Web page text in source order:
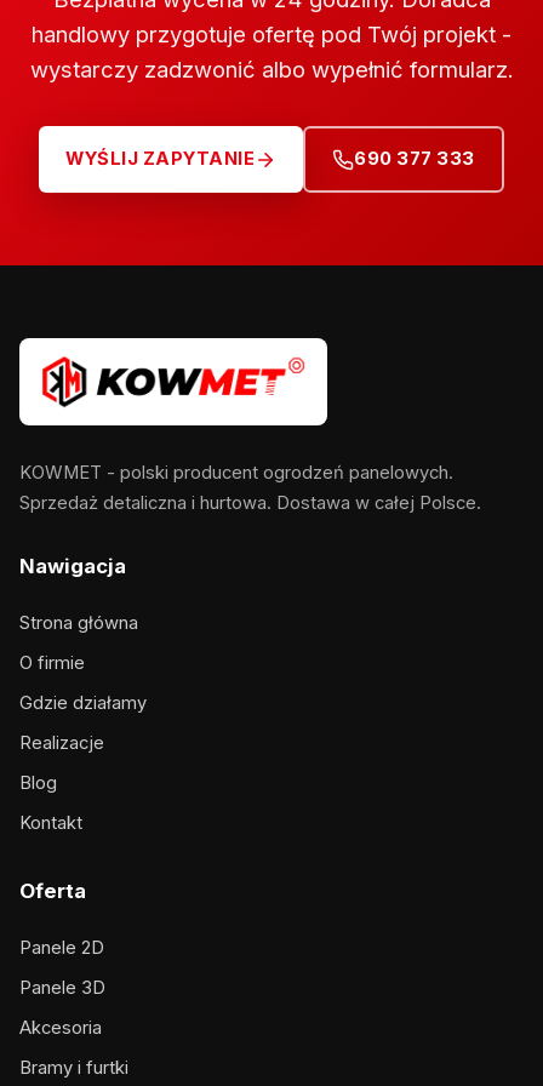
handlowy przygotuje ofertę pod Twój projekt -
wystarczy zadzwonić albo wypełnić formularz.
WYŚLIJ ZAPYTANIE 690 377 333
KOWMET - polski producent ogrodzeń panelowych.
Sprzedaż detaliczna i hurtowa. Dostawa w całej Polsce.
Nawigacja
Strona główna
O firmie
Gdzie działamy
Realizacje
Blog
Kontakt
Oferta
Panele 2D
Panele 3D
Akcesoria
Bramy i furtki